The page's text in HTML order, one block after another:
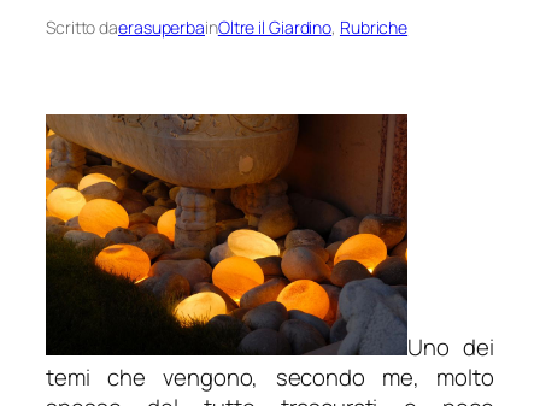
Scritto daerasuperbainOltre il Giardino, Rubriche
Uno dei
temi che vengono, secondo me, molto